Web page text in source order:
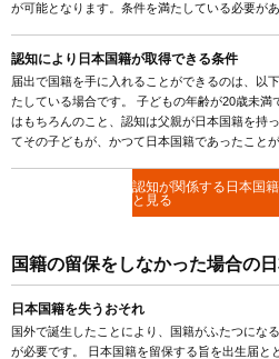
が可能となります。条件を満たしている必要が
認知により日本国籍が取得できる条件
届出で国籍を手に入れることができるのは、以
たしている場合です。 子どもの年齢が20歳未
はもちろんのこと、認知は父親が日本国籍を持
てその子どもが、かつて日本国籍であったこと
認知が関係する日本国
と見る
国籍の留保をしなかった場合の
日本国籍を失うおそれ
国外で誕生したことにより、国籍がふたつにな
が必要です。 日本国籍を留保する旨を出生届と